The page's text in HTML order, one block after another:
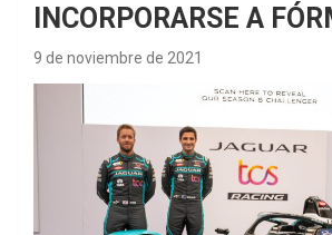
INCORPORARSE A
9 de noviembre de 2021